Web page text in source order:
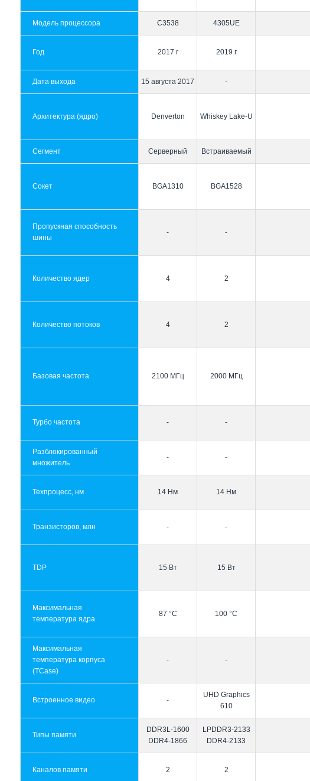
Модель процессора C3538 4305UE
Год 2017 г 2019 г
Дата выхода 15 августа 2017 -
Архитектура (ядро) Denverton Whiskey Lake-U
Сегмент Серверный Встраиваемый
Сокет BGA1310 BGA1528
Пропускная способность
шины
- -
Количество ядер 4 2
Количество потоков 4 2
Базовая частота 2100 МГц 2000 МГц
Турбо частота - -
Разблокированный
множитель
- -
Техпроцесс, нм 14 Нм 14 Нм
Транзисторов, млн - -
TDP 15 Вт 15 Вт
Максимальная
температура ядра
87 °C 100 °C
Максимальная
температура корпуса
(TCase)
- -
Встроенное видео -
UHD Graphics
610
Типы памяти
DDR3L-1600
DDR4-1866
LPDDR3-2133
DDR4-2133
Каналов памяти 2 2